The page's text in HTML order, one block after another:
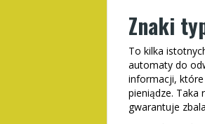
Znaki
To kilka
automaty do
informacji,
pieniądze. Taka
gwarantuje